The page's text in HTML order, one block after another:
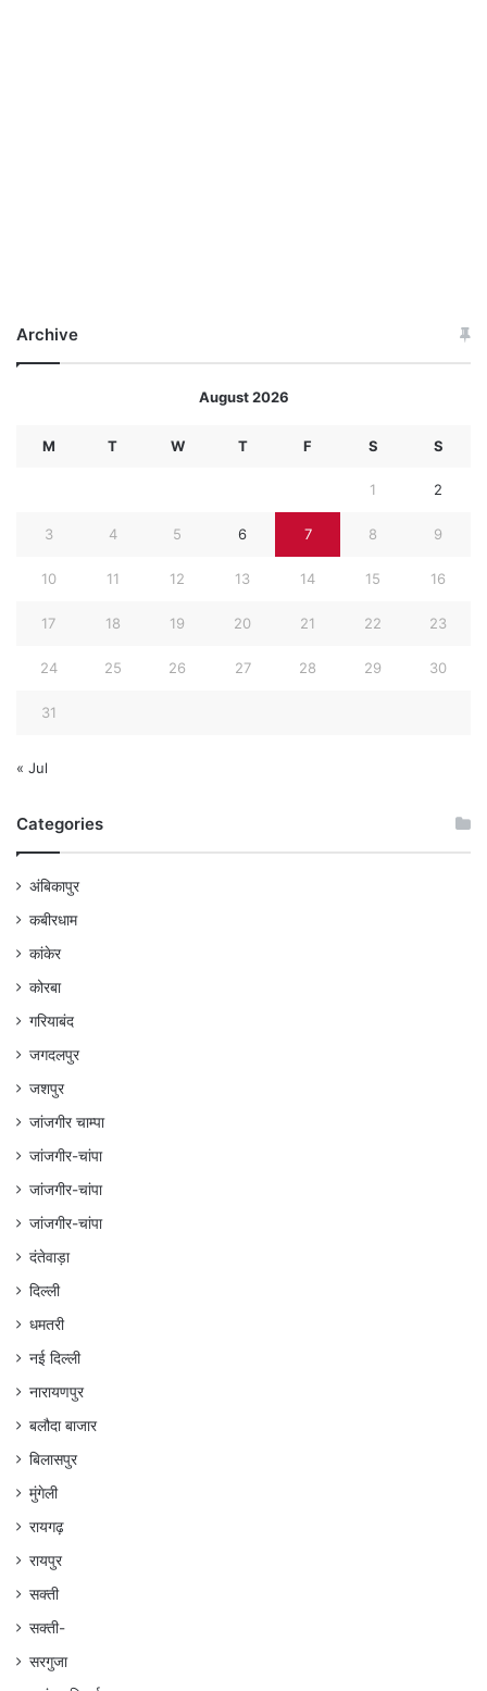
Archive
August 2026
M T W T F S S
1 2
3 4 5 6 7 8 9
10 11 12 13 14 15 16
17 18 19 20 21 22 23
24 25 26 27 28 29 30
31
« Jul
Categories
अंबिकापुर
कबीरधाम
कांकेर
कोरबा
गरियाबंद
जगदलपुर
जशपुर
जांजगीर चाम्पा
जांजगीर-चांपा
जांजगीर-चांपा
जांजगीर-चांपा
दंतेवाड़ा
दिल्ली
धमतरी
नई दिल्ली
नारायणपुर
बलौदा बाजार
बिलासपुर
मुंगेली
रायगढ़
रायपुर
सक्ती
सक्ती-
सरगुजा